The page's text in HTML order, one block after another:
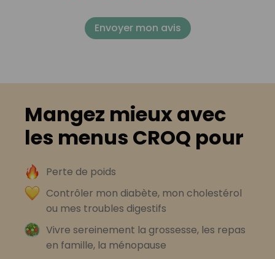
Envoyer mon avis
Mangez mieux avec
les menus CROQ pour
Perte de poids
Contrôler mon diabète, mon cholestérol
ou mes troubles digestifs
Vivre sereinement la grossesse, les repas
en famille, la ménopause